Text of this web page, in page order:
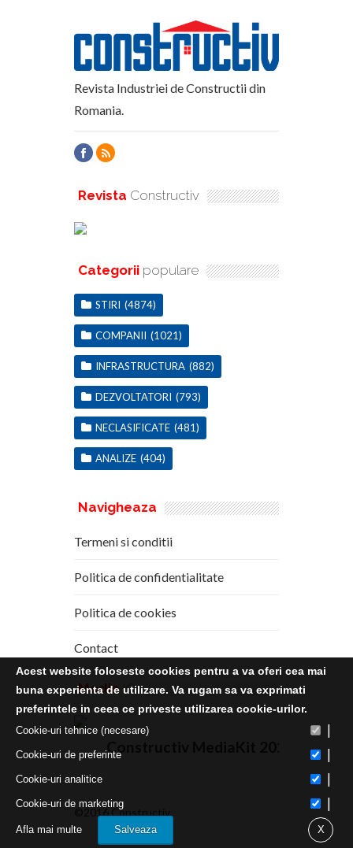
Revista Industriei de Constructii din
Romania.
Revista Constructiv
Categorii populare
STIRI (4874)
COMPANII (1021)
INFRASTRUCTURA (882)
DEZVOLTATORI (793)
NECLASIFICATE (481)
ANALIZE (404)
Navigheaza
Termeni si conditii
Politica de confidentialitate
Politica de cookies
Contact
Media Kit
Constructiv MediaKit 2020
©2016 Constructiv
Acest website foloseste cookies pentru a va oferi cea mai
buna experienta de utilizare. Va rugam sa va exprimati
preferintele in ceea ce priveste utilizarea cookie-urilor.
Cookie-uri tehnice (necesare)
Cookie-uri de preferinte
Cookie-uri analitice
Cookie-uri de marketing
Afla mai multe Salveaza X